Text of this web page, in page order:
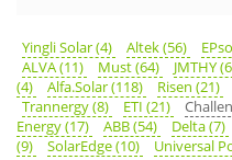
Yingli Solar (4) Altek (56)
ALVA (11)
Must (64) JMTHY
(4)
Alfa.Solar (118) Risen (21)
Trannergy (8)
ETI (21)
Energy (17)
ABB (54) Delta (7)
(9)
SolarEdge (10) Universal